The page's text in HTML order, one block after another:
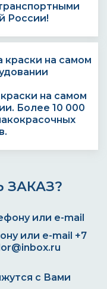
России!
на самом
Более 10 000
или e-mail +7